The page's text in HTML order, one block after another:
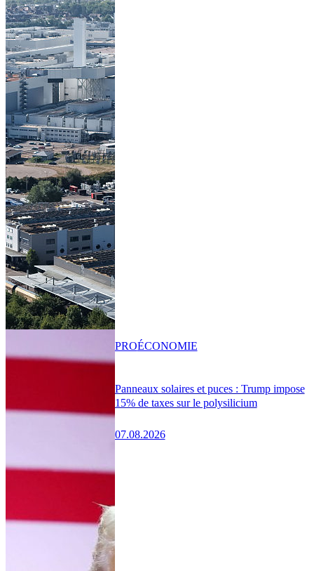
Panneaux solaires et puces : Trump impose
15% de taxes sur le polysilicium
07.08.2026
PROÉCONOMIE